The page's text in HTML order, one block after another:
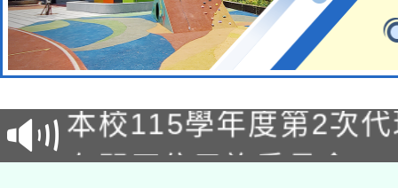
本校115學年度第1次
第3次招考甄選結果公
本校115學年度第2次
次招考甄選結果公告(
有關原住民族委員會